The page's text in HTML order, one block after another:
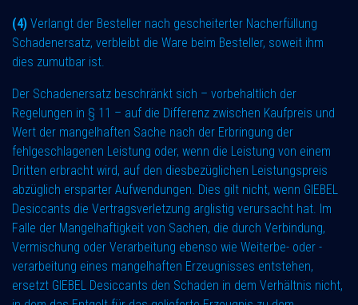
(4) Verlangt der Besteller nach gescheiterter Nacherfüllung
Schadenersatz, verbleibt die Ware beim Besteller, soweit ihm
dies zumutbar ist.
Der Schadenersatz beschränkt sich – vorbehaltlich der
Regelungen in § 11 – auf die Differenz zwischen Kaufpreis und
Wert der mangelhaften Sache nach der Erbringung der
fehlgeschlagenen Leistung oder, wenn die Leistung von einem
Dritten erbracht wird, auf den diesbezüglichen Leistungspreis
abzüglich ersparter Aufwendungen. Dies gilt nicht, wenn GIEBEL
Desiccants die Vertragsverletzung arglistig verursacht hat. Im
Falle der Mangelhaftigkeit von Sachen, die durch Verbindung,
Vermischung oder Verarbeitung ebenso wie Weiterbe- oder -
verarbeitung eines mangelhaften Erzeugnisses entstehen,
ersetzt GIEBEL Desiccants den Schaden in dem Verhältnis nicht,